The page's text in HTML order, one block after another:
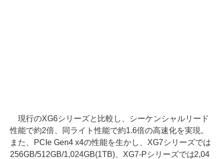
現行のXG6シリーズと比較し、シーケンシャルリード
性能で約2倍、同ライト性能で約1.6倍の高速化を実現。
また、PCIe Gen4 x4の性能を生かし、XG7シリーズでは
256GB/512GB/1,024GB(1TB)、XG7-Pシリーズでは2,04